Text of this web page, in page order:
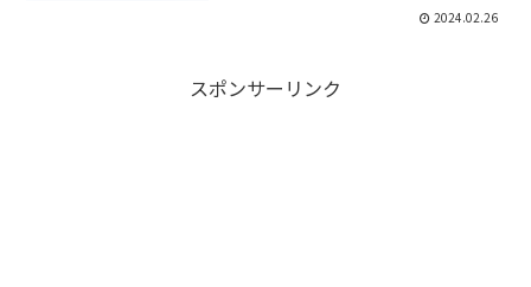
2024.02.26
スポンサーリンク